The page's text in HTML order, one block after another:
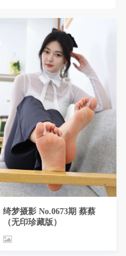
绮梦摄影 No.0673期 蔡蔡
（无印珍藏版）